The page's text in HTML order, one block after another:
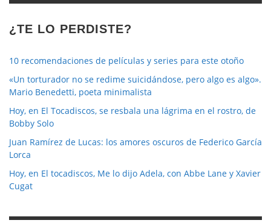
¿TE LO PERDISTE?
10 recomendaciones de películas y series para este otoño
«Un torturador no se redime suicidándose, pero algo es algo».
Mario Benedetti, poeta minimalista
Hoy, en El Tocadiscos, se resbala una lágrima en el rostro, de
Bobby Solo
Juan Ramírez de Lucas: los amores oscuros de Federico García
Lorca
Hoy, en El tocadiscos, Me lo dijo Adela, con Abbe Lane y Xavier
Cugat